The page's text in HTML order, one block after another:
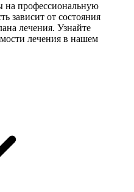
на профессиональную
зависит от состояния
лечения. Узнайте
лечения в нашем